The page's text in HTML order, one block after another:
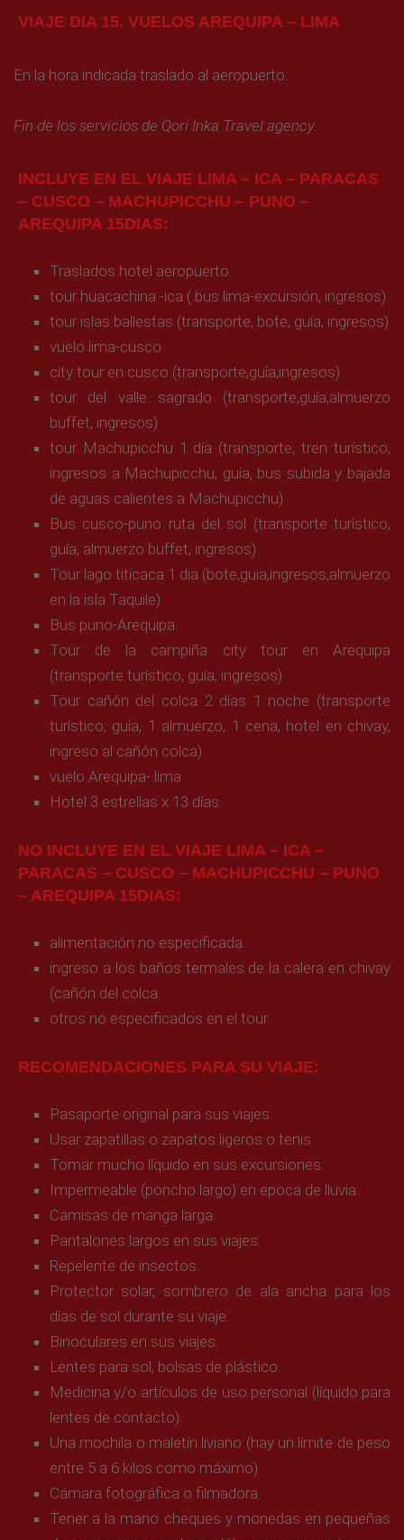
VIAJE DIA 15. VUELOS AREQUIPA – LIMA
En la hora indicada traslado al aeropuerto.
Fin de los servicios de Qori Inka Travel agency.
INCLUYE EN EL VIAJE LIMA – ICA – PARACAS
– CUSCO – MACHUPICCHU – PUNO –
AREQUIPA 15DIAS:
Traslados hotel aeropuerto.
tour huacachina -ica ( bus lima-excursión, ingresos)
tour islas ballestas (transporte, bote, guía, ingresos)
vuelo lima-cusco
city tour en cusco (transporte,guía,ingresos)
tour del valle sagrado (transporte,guía,almuerzo
buffet, ingresos)
tour Machupicchu 1 día (transporte, tren turístico,
ingresos a Machupicchu, guía, bus subida y bajada
de aguas calientes a Machupicchu)
Bus cusco-puno ruta del sol (transporte turístico,
guía, almuerzo buffet, ingresos)
Tour lago titicaca 1 dia (bote,guia,ingresos,almuerzo
en la isla Taquile)
Bus puno-Arequipa.
Tour de la campiña city tour en Arequipa
(transporte turístico, guía, ingresos)
Tour cañón del colca 2 días 1 noche (transporte
turístico, guía, 1 almuerzo, 1 cena, hotel en chivay,
ingreso al cañón colca)
vuelo Arequipa- lima
Hotel 3 estrellas x 13 días.
NO INCLUYE EN EL VIAJE LIMA – ICA –
PARACAS – CUSCO – MACHUPICCHU – PUNO
– AREQUIPA 15DIAS:
alimentación no especificada.
ingreso a los baños termales de la calera en chivay
(cañón del colca.
otros no especificados en el tour.
RECOMENDACIONES PARA SU VIAJE:
Pasaporte original para sus viajes.
Usar zapatillas o zapatos ligeros o tenis.
Tomar mucho líquido en sus excursiones.
Impermeable (poncho largo) en epoca de lluvia.
Camisas de manga larga.
Pantalones largos en sus viajes.
Repelente de insectos.
Protector solar, sombrero de ala ancha para los
días de sol durante su viaje.
Binoculares en sus viajes.
Lentes para sol, bolsas de plástico.
Medicina y/o artículos de uso personal (líquido para
lentes de contacto).
Una mochila o maletín liviano (hay un límite de peso
entre 5 a 6 kilos como máximo)
Cámara fotográfica o filmadora.
Tener a la mano cheques y monedas en pequeñas